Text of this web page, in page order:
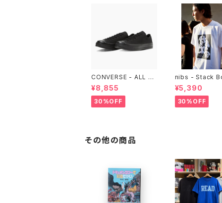
CONVERSE - ALL ST
AR LGCY OX （ALL B
LACK)
¥8,855
30%OFF
nibs - Stack
ore Tee
¥5,390
30%OFF
その他の商品